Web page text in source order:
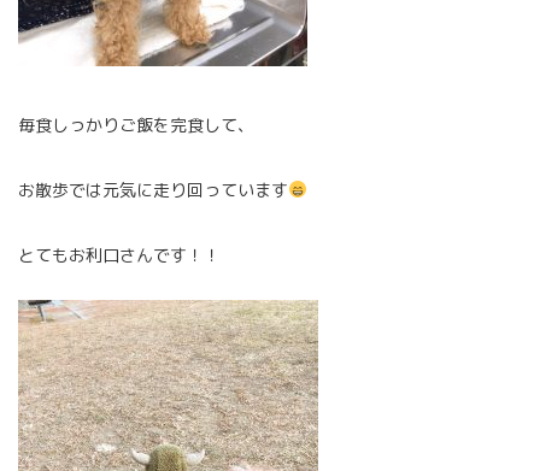
毎食しっかりご飯を完食して、
お散歩では元気に走り回っています
とてもお利口さんです！！